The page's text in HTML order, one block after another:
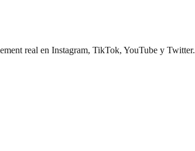
real en Instagram, TikTok, YouTube y Twitter.